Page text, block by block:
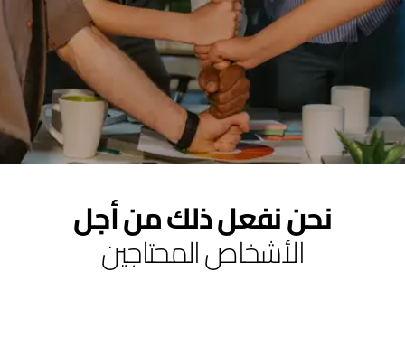
نحن نفعل ذلك من أجل
الأشخاص المحتاجين